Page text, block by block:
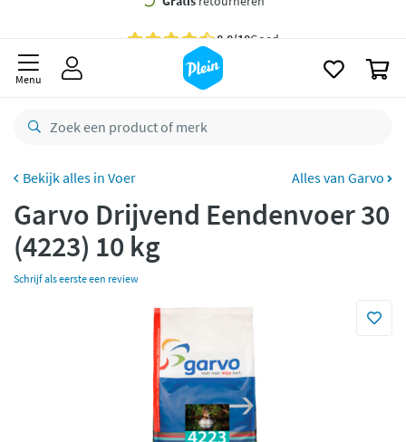
besteld,
retourneren
Betaal met Klarna
Menu
Voer Alles van Garvo
Garvo Drijvend Eendenvoer 30
(4223) 10 kg
Schrijf als eerste een review